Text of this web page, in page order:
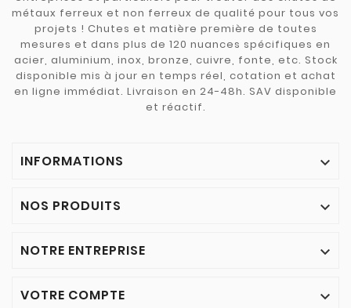
métaux ferreux et non ferreux de qualité pour tous vos
projets ! Chutes et matière première de toutes
mesures et dans plus de 120 nuances spécifiques en
acier, aluminium, inox, bronze, cuivre, fonte, etc. Stock
disponible mis à jour en temps réel, cotation et achat
en ligne immédiat. Livraison en 24-48h. SAV disponible
et réactif.
INFORMATIONS 
NOS PRODUITS 
NOTRE ENTREPRISE 
VOTRE COMPTE 